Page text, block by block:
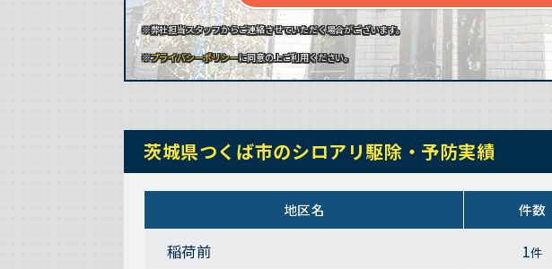
※弊社担当スタッフからご連絡させていただく場合がございます。
※プライバシーポリシーに同意の上ご利用ください。
茨城県つくば市のシロアリ駆除・予防実績
地区名 件数
稲荷前 1件